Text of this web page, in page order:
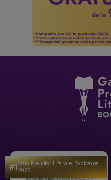
#1Gala Premilor Literare Bookzone
2025